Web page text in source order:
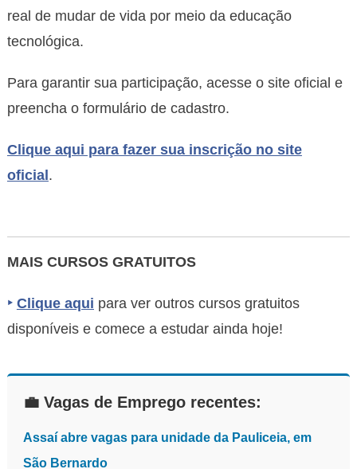
real de mudar de vida por meio da educação
tecnológica.
Para garantir sua participação, acesse o site oficial e
preencha o formulário de cadastro.
Clique aqui para fazer sua inscrição no site
oficial .
MAIS CURSOS GRATUITOS
‣ Clique aqui para ver outros cursos gratuitos
disponíveis e comece a estudar ainda hoje!
💼 Vagas de Emprego recentes:
Assaí abre vagas para unidade da Pauliceia, em
São Bernardo